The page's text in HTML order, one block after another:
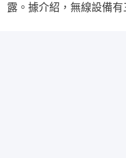
露。據介紹，無線設備有